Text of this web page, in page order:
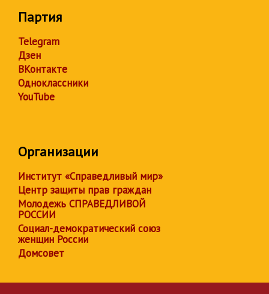
Партия
Telegram
Дзен
ВКонтакте
Одноклассники
YouTube
Организации
Институт «Справедливый мир»
Центр защиты прав граждан
Молодежь СПРАВЕДЛИВОЙ
РОССИИ
Социал-демократический союз
женщин России
Домсовет